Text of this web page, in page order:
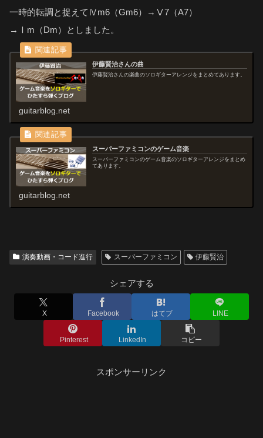
一時的転調と捉えてⅣm6（Gm6）→Ⅴ7（A7）
→Ⅰm（Dm）としました。
伊藤賢治さんの曲
伊藤賢治さんの楽曲のソロギターアレンジをまとめてあります。
guitarblog.net
スーパーファミコンのゲーム音楽
スーパーファミコンのゲーム音楽のソロギターアレンジをまとめ
てあります。
guitarblog.net
演奏動画・コード進行 スーパーファミコン 伊藤賢治
シェアする
X Facebook はてブ LINE
Pinterest LinkedIn コピー
スポンサーリンク